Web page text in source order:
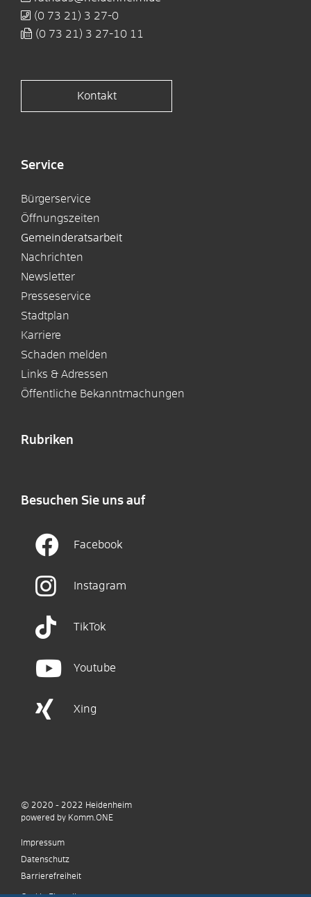
(0 73 21) 3 27-0
(0 73 21) 3 27-10 11
Kontakt
Service
Bürgerservice
Öffnungszeiten
Gemeinderatsarbeit
Nachrichten
Newsletter
Presseservice
Stadtplan
Karriere
Schaden melden
Links & Adressen
Öffentliche Bekanntmachungen
Rubriken
Besuchen Sie uns auf
Facebook
Instagram
TikTok
Youtube
Xing
© 2020 - 2022 Heidenheim
powered by Komm.ONE
Impressum
Datenschutz
Barrierefreiheit